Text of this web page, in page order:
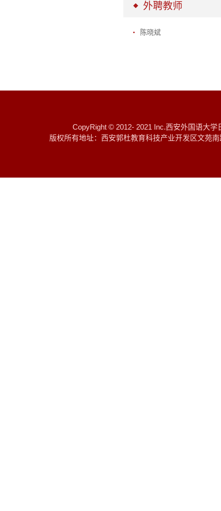
外聘教师
陈晓斌
CopyRight © 2012- 2021 Inc.西安
版权所有地址：西安郭杜教育科技产业开发区文苑